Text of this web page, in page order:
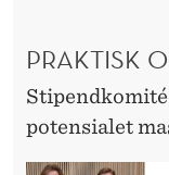
PRAKTISK
potensialet